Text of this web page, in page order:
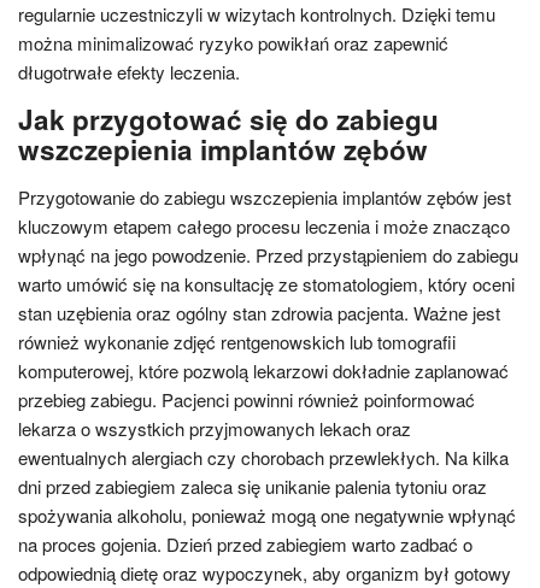
regularnie uczestniczyli w wizytach kontrolnych. Dzięki temu
można minimalizować ryzyko powikłań oraz zapewnić
długotrwałe efekty leczenia.
Jak przygotować się do zabiegu
wszczepienia implantów zębów
Przygotowanie do zabiegu wszczepienia implantów zębów jest
kluczowym etapem całego procesu leczenia i może znacząco
wpłynąć na jego powodzenie. Przed przystąpieniem do zabiegu
warto umówić się na konsultację ze stomatologiem, który oceni
stan uzębienia oraz ogólny stan zdrowia pacjenta. Ważne jest
również wykonanie zdjęć rentgenowskich lub tomografii
komputerowej, które pozwolą lekarzowi dokładnie zaplanować
przebieg zabiegu. Pacjenci powinni również poinformować
lekarza o wszystkich przyjmowanych lekach oraz
ewentualnych alergiach czy chorobach przewlekłych. Na kilka
dni przed zabiegiem zaleca się unikanie palenia tytoniu oraz
spożywania alkoholu, ponieważ mogą one negatywnie wpłynąć
na proces gojenia. Dzień przed zabiegiem warto zadbać o
odpowiednią dietę oraz wypoczynek, aby organizm był gotowy